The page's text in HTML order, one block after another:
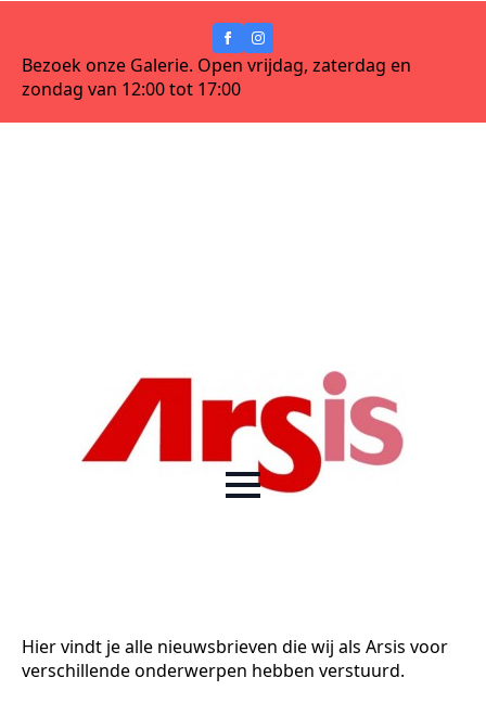
Bezoek onze Galerie. Open vrijdag, zaterdag en
zondag van 12:00 tot 17:00
Hier vindt je alle nieuwsbrieven die wij als Arsis voor
verschillende onderwerpen hebben verstuurd.